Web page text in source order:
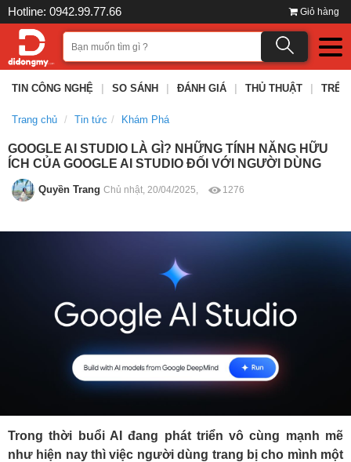
Hotline: 0942.99.77.66 Giỏ hàng
TIN CÔNG NGHỆ SO SÁNH ĐÁNH GIÁ THỦ THUẬT TRÊN
Trang chủ Tin tức Khám Phá
GOOGLE AI STUDIO LÀ GÌ? NHỮNG TÍNH NĂNG HỮU
ÍCH CỦA GOOGLE AI STUDIO ĐỐI VỚI NGƯỜI DÙNG
Quyền Trang Chủ nhật, 20/04/2025, 1276
Trong thời buổi AI đang phát triển vô cùng mạnh mẽ
như hiện nay thì việc người dùng trang bị cho mình một